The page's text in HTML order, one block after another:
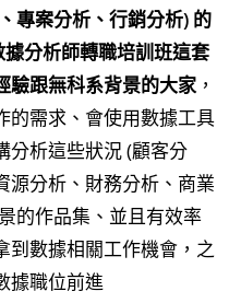
專案分析、行銷分析) 的
據分析師轉職培訓班這套
驗跟無科系背景的大家 ，
的需求、會使用數據工具
分析這些狀況 (顧客分
源分析、財務分析、商業
的作品集、並且有效率
到數據相關工作機會，之
據職位前進